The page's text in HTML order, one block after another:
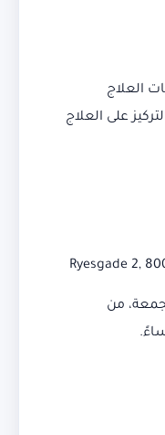
العلاج
على العلاج
Ryesgade 2,
من